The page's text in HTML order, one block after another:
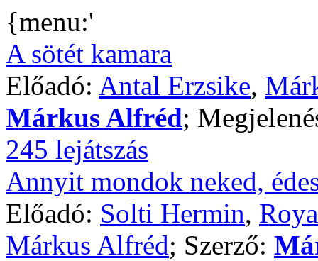
{menu:'
A sötét kamara
Előadó: Antal Erzsike,
Márkus Alfréd;
245 lejátszás
Annyit mondok neked,
Előadó: Solti Hermin,
Márkus Alfréd; Szerző: